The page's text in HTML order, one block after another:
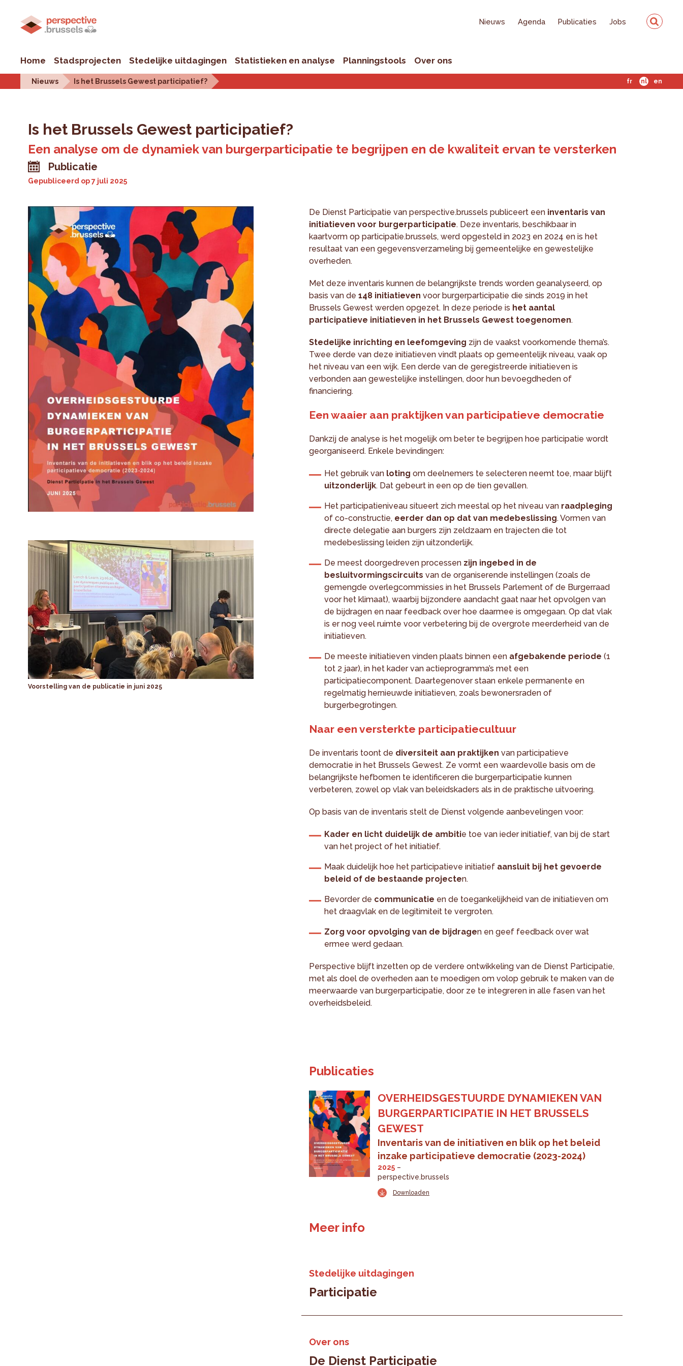
Nieuws Agenda Publicaties Jobs
Home Stadsprojecten Stedelijke uitdagingen Statistieken en analyse Planningstools Over ons
Nieuws Is het Brussels Gewest participatief? fr nl en
Is het Brussels Gewest participatief?
Een analyse om de dynamiek van burgerparticipatie te begrijpen en de kwaliteit ervan te versterken
Publicatie
Gepubliceerd op7 juli 2025
Voorstelling van de publicatie in juni 2025
De Dienst Participatie van perspective.brussels publiceert een inventaris van
initiatieven voor burgerparticipatie. Deze inventaris, beschikbaar in
kaartvorm op participatie.brussels, werd opgesteld in 2023 en 2024 en is het
resultaat van een gegevensverzameling bij gemeentelijke en gewestelijke
overheden.
Met deze inventaris kunnen de belangrijkste trends worden geanalyseerd, op
basis van de148 initiatieven voor burgerparticipatie die sinds 2019 in het
Brussels Gewest werden opgezet. In deze periode is het aantal
participatieve initiatieven in het Brussels Gewest toegenomen.
Stedelijke inrichting en leefomgeving zijn de vaakst voorkomende thema’s.
Twee derde van deze initiatieven vindt plaats op gemeentelijk niveau, vaak op
het niveau van een wijk. Een derde van de geregistreerde initiatieven is
verbonden aan gewestelijke instellingen, door hun bevoegdheden of
financiering.
Een waaier aan praktijken van participatieve democratie
Dankzij de analyse is het mogelijk om beter te begrijpen hoe participatie wordt
georganiseerd. Enkele bevindingen:
Het gebruik van lotingom deelnemers te selecteren neemt toe, maar blijft
uitzonderlijk. Dat gebeurt in een op de tien gevallen.
Het participatieniveau situeert zich meestal op het niveau van raadpleging
of co-constructie, eerder dan op dat van medebeslissing. Vormen van
directe delegatie aan burgers zijn zeldzaam en trajecten die tot
medebeslissing leiden zijn uitzonderlijk.
De meest doorgedreven processen zijn ingebed in de
besluitvormingscircuits van de organiserende instellingen (zoals de
gemengde overlegcommissies in het Brussels Parlement of de Burgerraad
voor het klimaat), waarbij bijzondere aandacht gaat naar het opvolgen van
de bijdragen en naar feedback over hoe daarmee is omgegaan. Op dat vlak
is er nog veel ruimte voor verbetering bij de overgrote meerderheid van de
initiatieven.
De meeste initiatieven vinden plaats binnen een afgebakende periode (1
tot 2 jaar), in het kader van actieprogramma’s met een
participatiecomponent. Daartegenover staan enkele permanente en
regelmatig hernieuwde initiatieven, zoals bewonersraden of
burgerbegrotingen.
Naar een versterkte participatiecultuur
De inventaris toont de diversiteit aan praktijken van participatieve
democratie in het Brussels Gewest. Ze vormt een waardevolle basis om de
belangrijkste hefbomen te identificeren die burgerparticipatie kunnen
verbeteren, zowel op vlak van beleidskaders als in de praktische uitvoering.
Op basis van de inventaris stelt de Dienst volgende aanbevelingen voor:
Kader en licht duidelijk de ambitie toe van ieder initiatief, van bij de start
van het project of het initiatief.
Maak duidelijk hoe het participatieve initiatief aansluit bij het gevoerde
beleid of de bestaande projecten.
Bevorder de communicatie en de toegankelijkheid van de initiatieven om
het draagvlak en de legitimiteit te vergroten.
Zorg voor opvolging van de bijdragen en geef feedback over wat
ermee werd gedaan.
Perspective blijft inzetten op de verdere ontwikkeling van de Dienst Participatie,
met als doel de overheden aan te moedigen om volop gebruik te maken van de
meerwaarde van burgerparticipatie, door ze te integreren in alle fasen van het
overheidsbeleid.
Publicaties
OVERHEIDSGESTUURDE DYNAMIEKEN VAN
BURGERPARTICIPATIE IN HET BRUSSELS
GEWEST
Inventaris van de initiativen en blik op het beleid
inzake participatieve democratie (2023-2024)
2025
perspective.brussels
Downloaden
Meer info
Stedelijke uitdagingen
Participatie
Over ons
De Dienst Participatie